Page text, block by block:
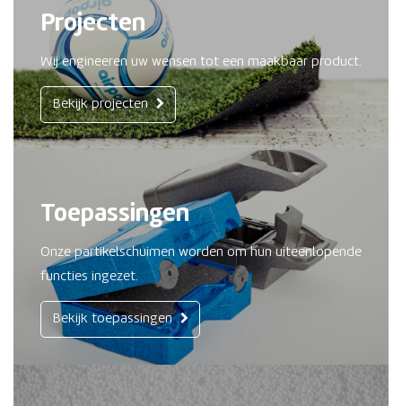
Projecten
Wij engineeren uw wensen tot een maakbaar product.
Bekijk projecten
Toepassingen
Onze partikelschuimen worden om hun uiteenlopende
functies ingezet.
Bekijk toepassingen